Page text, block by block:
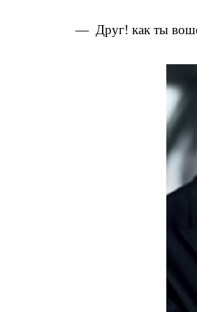
— Друг! как ты